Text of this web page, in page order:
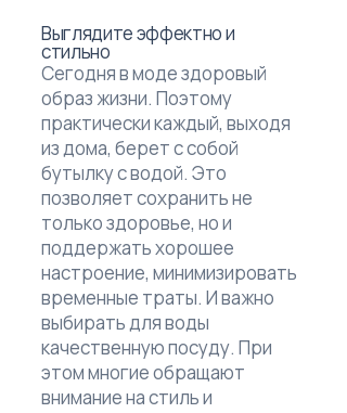
Выглядите эффектно и
стильно
Сегодня в моде здоровый
образ жизни. Поэтому
практически каждый, выходя
из дома, берет с собой
бутылку с водой. Это
позволяет сохранить не
только здоровье, но и
поддержать хорошее
настроение, минимизировать
временные траты. И важно
выбирать для воды
качественную посуду. При
этом многие обращают
внимание на стиль и